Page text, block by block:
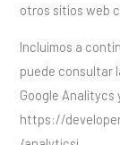
otros sitios web
Incluimos a
puede consultar
Google Analitycs
https://